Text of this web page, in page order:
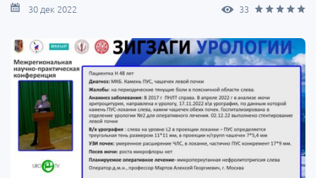
30 дек 2022 33